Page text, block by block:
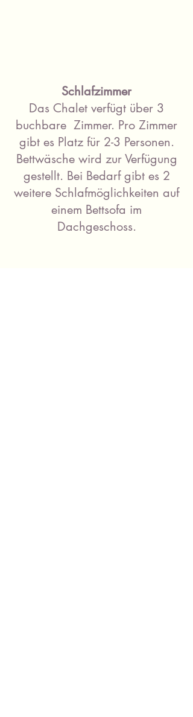
Schlafzimmer
Das Chalet verfügt über 3
buchbare Zimmer. Pro Zimmer
gibt es Platz für 2-3 Personen.
Bettwäsche wird zur Verfügung
gestellt. Bei Bedarf gibt es 2
weitere Schlafmöglichkeiten auf
einem Bettsofa im
Dachgeschoss.